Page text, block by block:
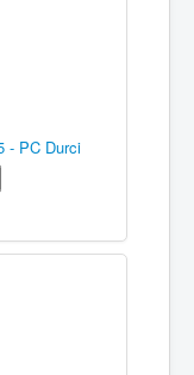
- PC Durci